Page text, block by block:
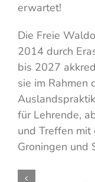
erwartet!
Die Freie
2014 durch
bis 2027
sie im Rahmen
für Lehrende,
und Treffen mit
Groningen und